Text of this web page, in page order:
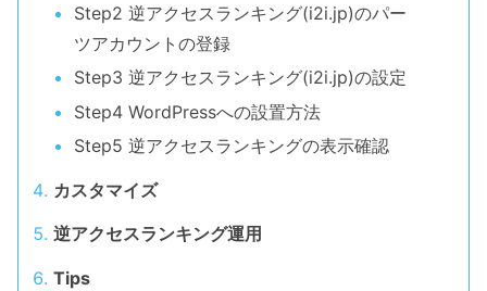
Step2 逆アクセスランキング(i2i.jp)のパー
ツアカウントの登録
Step3 逆アクセスランキング(i2i.jp)の設定
Step4 WordPressへの設置方法
Step5 逆アクセスランキングの表示確認
カスタマイズ
逆アクセスランキング運用
Tips